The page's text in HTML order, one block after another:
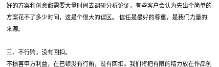
好的方案和创意都需要大量时间去调研分析论证，有些客户会认为先出个简单的
方案花不了多少时间，这是个很大的误区。 信任是最好的尊重，是我们力量的
来源。
三、不行贿，没有回扣。
不损害甲方利益，在巴顿没有行贿，没有回扣。我们将把有限的精力放在作品创